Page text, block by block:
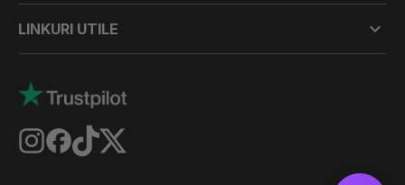
LINKURI UTILE 